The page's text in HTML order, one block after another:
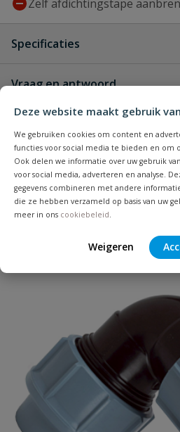
Deze website maakt gebruik
We gebruiken cookies om content en
functies voor social media te bieden en om
Ook delen we informatie over uw gebruik
voor social media, adverteren en analyse.
gegevens combineren met andere
die ze hebben verzameld op basis van uw
meer in ons cookiebeleid
Weigeren
Zelf afdichtingstape
Specificaties
Type aansluiting klem
Kleur blauw, zwart
Graden bocht 90
Materiaal PP
Merknaam Unidelta
Vraag en antwoord
Geen vragen
Heb je zelf ook een vraag
dit product?
Schrijf zelf een
Je beoordeelt:Druppelslang
Naam
Samenvatting
Bijpassende producten